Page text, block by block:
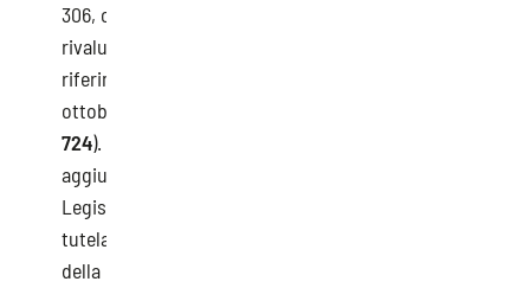
306, comma 4-bis, del D.lgs. n. 81/2008, e s.m.i.); La
rivalutazione trova applicazione esclusivamente con
riferimento alle violazioni commesse a far data dal 6
ottobre 2023 (
724). L’incremento non si applica alle “somme
aggiuntive” previste dall’art. 14 del Decreto
Legislativo n. 81/2008 (contrasto a lavoro irregolare e
tutela salute e sicurezza), che occorre versare ai fini
della revoca del provvedimento di sospensione